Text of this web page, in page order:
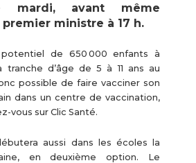
mardi, avant même
premier ministre à 17 h.
de 650 000 enfants à
tranche d’âge de 5 à 11 ans au
possible de faire vacciner son
dans un centre de vaccination,
vous sur Clic Santé.
aussi dans les écoles la
en deuxième option. Le